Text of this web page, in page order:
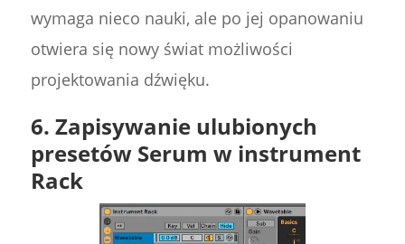
wymaga nieco nauki, ale po jej opanowaniu
otwiera się nowy świat możliwości
projektowania dźwięku.
6. Zapisywanie ulubionych
presetów Serum w instrument
Rack